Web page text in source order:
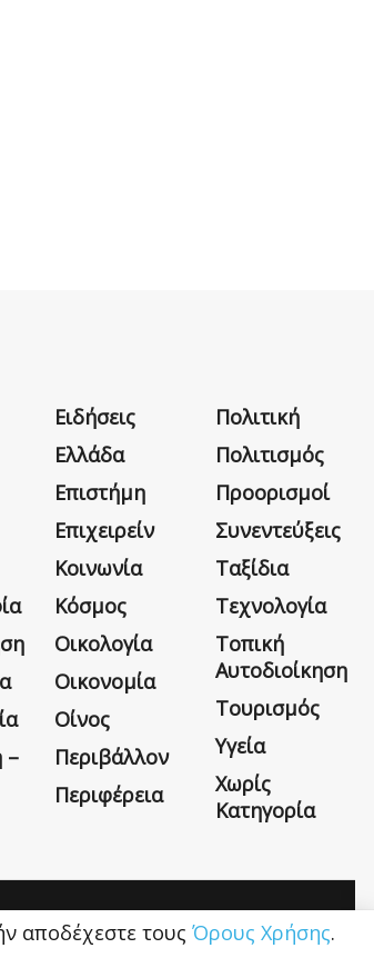
–
Ειδήσεις
Ελλάδα
Επιστήμη
Επιχειρείν
Κοινωνία
Κόσμος
Οικολογία
Οικονομία
Οίνος
Περιβάλλον
Περιφέρεια
Πολιτική
Πολιτισμός
Προορισμοί
Συνεντεύξεις
Ταξίδια
Τεχνολογία
Τοπική
Αυτοδιοίκηση
Τουρισμός
Υγεία
Χωρίς
Κατηγορία
Η εταιρεία Όροι Χρήσης Επικοινωνία
αποδέχεστε τους Όρους Χρήσης.